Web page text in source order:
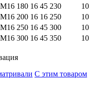
М16 180 16 45 230
10
М16 200 16 16 250
10
М16 250 16 45 300
10
М16 300 16 45 350 10
С этим товаром